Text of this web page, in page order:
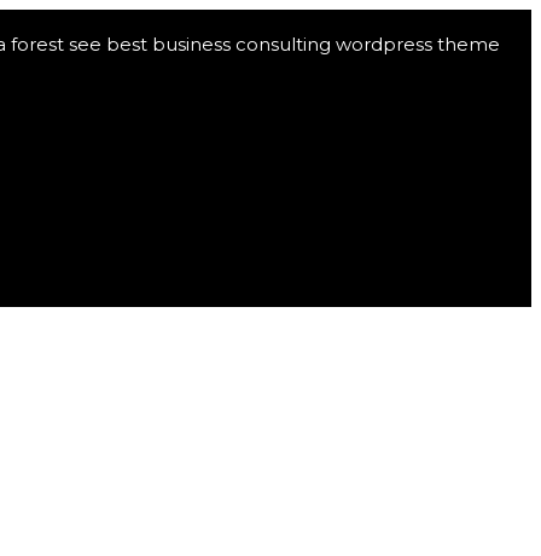
see best business consulting wordpress theme